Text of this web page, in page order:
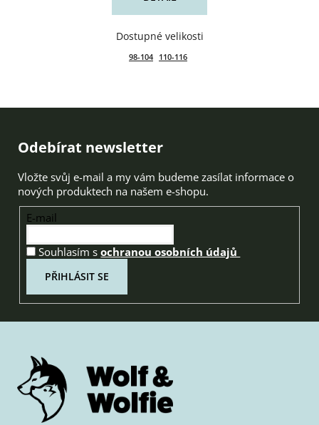
98-104 110-116
Zápatí
Odebírat newsletter
Vložte svůj e-mail a my vám budeme zasílat informace o
nových produktech na našem e-shopu.
E-mail
Souhlasím sochranou osobních údajů
PŘIHLÁSIT SE